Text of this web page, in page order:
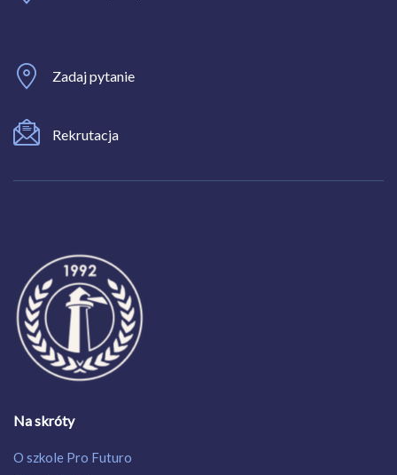
Zadaj pytanie
Rekrutacja
Na skróty
O szkole Pro Futuro